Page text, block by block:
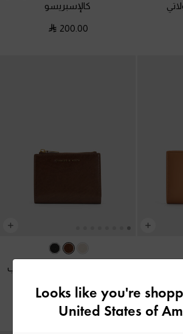
كالإسبريسو
200.00
محفظة هارموني صغيرة بسحاب
175.00
Looks like you're
United States of